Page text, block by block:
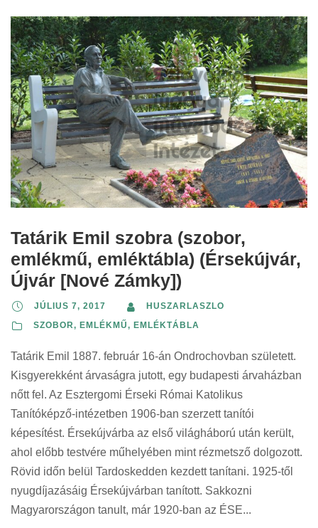
Tatárik Emil szobra (szobor,
emlékmű, emléktábla) (Érsekújvár,
Újvár [Nové Zámky])
JÚLIUS 7, 2017
HUSZARLASZLO
SZOBOR, EMLÉKMŰ, EMLÉKTÁBLA
Tatárik Emil 1887. február 16-án Ondrochovban született.
Kisgyerekként árvaságra jutott, egy budapesti árvaházban
nőtt fel. Az Esztergomi Érseki Római Katolikus
Tanítóképző-intézetben 1906-ban szerzett tanítói
képesítést. Érsekújvárba az első világháború után került,
ahol előbb testvére műhelyében mint rézmetsző dolgozott.
Rövid időn belül Tardoskedden kezdett tanítani. 1925-től
nyugdíjazásáig Érsekújvárban tanított. Sakkozni
Magyarországon tanult, már 1920-ban az ÉSE...